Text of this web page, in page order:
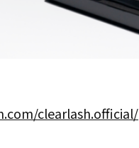
clearlash.official/